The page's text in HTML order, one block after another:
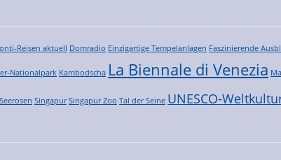
Reisen aktuell Domradio Einzigartige Tempelanlagen Faszinierende
Nationalpark Kambodscha La Biennale di Venezia
Seerosen Singapur Singapur Zoo Tal der Seine UNESCO-